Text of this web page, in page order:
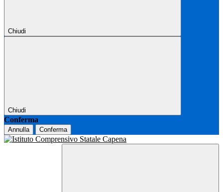
Chiudi
Chiudi
Conferma
Annulla Conferma